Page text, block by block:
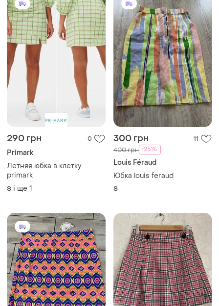
290 грн 0
Primark
Летняя юбка в клетку
primark
S і ще 1
300 грн 11
400 грн -25%
Louis Féraud
Юбка louis feraud
S